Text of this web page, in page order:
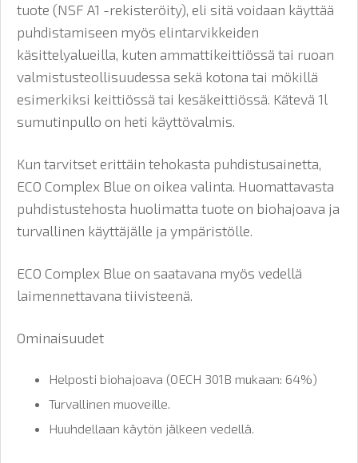
tuote (NSF A1 -rekisteröity), eli sitä voidaan käyttää
puhdistamiseen myös elintarvikkeiden
käsittelyalueilla, kuten ammattikeittiössä tai ruoan
valmistusteollisuudessa sekä kotona tai mökillä
esimerkiksi keittiössä tai kesäkeittiössä. Kätevä 1l
sumutinpullo on heti käyttövalmis.
Kun tarvitset erittäin tehokasta puhdistusainetta,
ECO Complex Blue on oikea valinta. Huomattavasta
puhdistustehosta huolimatta tuote on biohajoava ja
turvallinen käyttäjälle ja ympäristölle.
ECO Complex Blue on saatavana myös vedellä
laimennettavana tiivisteenä.
Ominaisuudet
Helposti biohajoava (OECH 301B mukaan: 64%)
Turvallinen muoveille.
Huuhdellaan käytön jälkeen vedellä.